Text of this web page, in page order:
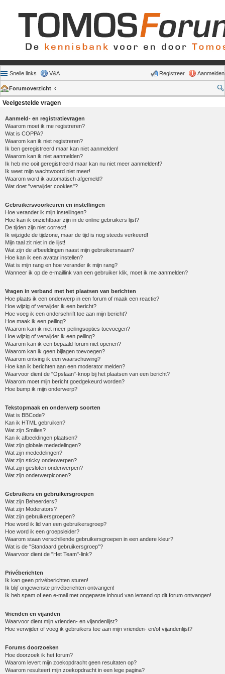
Snelle links V&A Aanmelden
Registreer
Forumoverzicht
Veelgestelde vragen
Aanmeld- en registratievragen
Waarom moet ik me registreren?
Wat is COPPA?
Waarom kan ik niet registreren?
Ik ben geregistreerd maar kan niet aanmelden!
Waarom kan ik niet aanmelden?
Ik heb me ooit geregistreerd maar kan nu niet meer aanmelden!?
Ik weet mijn wachtwoord niet meer!
Waarom word ik automatisch afgemeld?
Wat doet "verwijder cookies"?
Gebruikersvoorkeuren en instellingen
Hoe verander ik mijn instellingen?
Hoe kan ik onzichtbaar zijn in de online gebruikers lijst?
De tijden zijn niet correct!
Ik wijzigde de tijdzone, maar de tijd is nog steeds verkeerd!
Mijn taal zit niet in de lijst!
Wat zijn de afbeeldingen naast mijn gebruikersnaam?
Hoe kan ik een avatar instellen?
Wat is mijn rang en hoe verander ik mijn rang?
Wanneer ik op de e-maillink van een gebruiker klik, moet ik me aanmelden?
Vragen in verband met het plaatsen van berichten
Hoe plaats ik een onderwerp in een forum of maak een reactie?
Hoe wijzig of verwijder ik een bericht?
Hoe voeg ik een onderschrift toe aan mijn bericht?
Hoe maak ik een peiling?
Waarom kan ik niet meer peilingsopties toevoegen?
Hoe wijzig of verwijder ik een peiling?
Waarom kan ik een bepaald forum niet openen?
Waarom kan ik geen bijlagen toevoegen?
Waarom ontving ik een waarschuwing?
Hoe kan ik berichten aan een moderator melden?
Waarvoor dient de "Opslaan"-knop bij het plaatsen van een bericht?
Waarom moet mijn bericht goedgekeurd worden?
Hoe bump ik mijn onderwerp?
Tekstopmaak en onderwerp soorten
Wat is BBCode?
Kan ik HTML gebruiken?
Wat zijn Smilies?
Kan ik afbeeldingen plaatsen?
Wat zijn globale mededelingen?
Wat zijn mededelingen?
Wat zijn sticky onderwerpen?
Wat zijn gesloten onderwerpen?
Wat zijn onderwerpiconen?
Gebruikers en gebruikersgroepen
Wat zijn Beheerders?
Wat zijn Moderators?
Wat zijn gebruikersgroepen?
Hoe word ik lid van een gebruikersgroep?
Hoe word ik een groepsleider?
Waarom staan verschillende gebruikersgroepen in een andere kleur?
Wat is de "Standaard gebruikersgroep"?
Waarvoor dient de "Het Team"-link?
Privéberichten
Ik kan geen privéberichten sturen!
Ik blijf ongewenste privéberichten ontvangen!
Ik heb spam of een e-mail met ongepaste inhoud van iemand op dit forum ontvangen!
Vrienden en vijanden
Waarvoor dient mijn vrienden- en vijandenlijst?
Hoe verwijder of voeg ik gebruikers toe aan mijn vrienden- en/of vijandenlijst?
Forums doorzoeken
Hoe doorzoek ik het forum?
Waarom levert mijn zoekopdracht geen resultaten op?
Waarom resulteert mijn zoekopdracht in een lege pagina?